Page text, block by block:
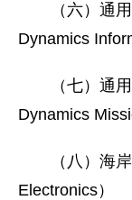
（六）通用
Dynamics
（七）通用
Dynamics
（八）海岸
Electronics）